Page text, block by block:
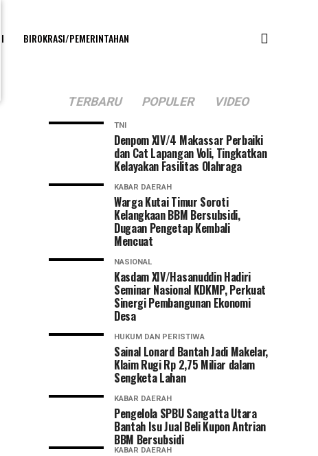
BIROKRASI/PEMERINTAHAN
TERBARU POPULER VIDEO
TNI
Denpom XIV/4 Makassar Perbaiki
dan Cat Lapangan Voli, Tingkatkan
Kelayakan Fasilitas Olahraga
KABAR DAERAH
Warga Kutai Timur Soroti
Kelangkaan BBM Bersubsidi,
Dugaan Pengetap Kembali
Mencuat
NASIONAL
Kasdam XIV/Hasanuddin Hadiri
Seminar Nasional KDKMP, Perkuat
Sinergi Pembangunan Ekonomi
Desa
HUKUM DAN PERISTIWA
Sainal Lonard Bantah Jadi Makelar,
Klaim Rugi Rp 2,75 Miliar dalam
Sengketa Lahan
KABAR DAERAH
Pengelola SPBU Sangatta Utara
Bantah Isu Jual Beli Kupon Antrian
BBM Bersubsidi
KABAR DAERAH